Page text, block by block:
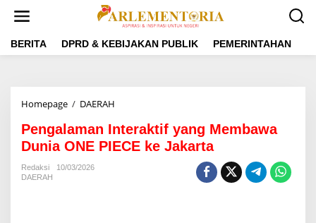
t
BERITA DPRD & KEBIJAKAN PUBLIK PEMERINTAHAN
Homepage / DAERAH
n
g
a
Pengalaman Interaktif yang Membawa
Dunia ONE PIECE ke Jakarta
Redaksi
10/03/2026
DAERAH